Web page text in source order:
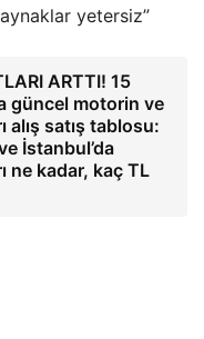
yetersiz”
ARTTI! 15
güncel motorin ve
alış satış tablosu:
İstanbul’da
ne kadar, kaç TL